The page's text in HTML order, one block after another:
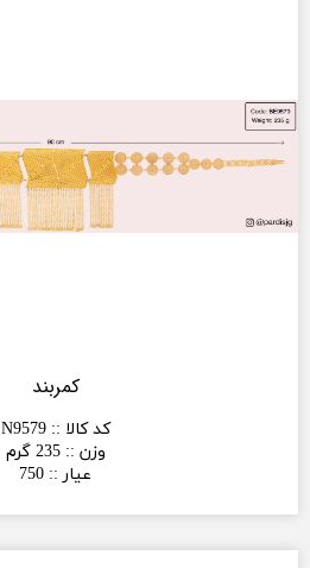
کمربند
کد کالا ::
N9579
وزن :: 235 گرم
عیار ::
750